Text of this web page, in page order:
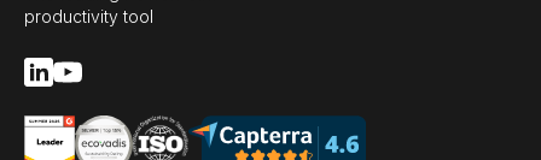
productivity tool